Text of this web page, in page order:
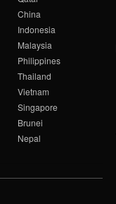
China
Indonesia
Malaysia
Philippines
Thailand
Vietnam
Singapore
Brunei
Nepal